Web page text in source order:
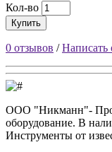
Кол-во
Купить
0 отзывов /Написать
ООО "Никманн"-
оборудование. В
Инструменты от